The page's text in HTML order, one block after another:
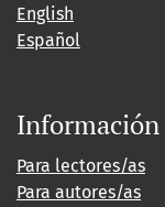
English
Español
Información
Para lectores/as
Para autores/as